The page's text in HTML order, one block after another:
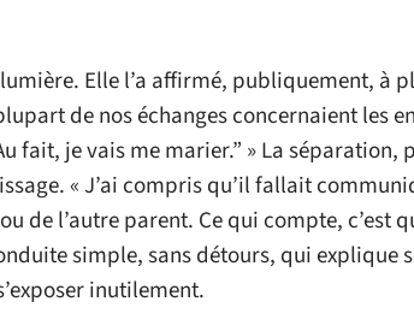
Elle l’a affirmé, publiquement, à
de nos échanges concernaient les
fait, je vais me marier.” » La séparation,
« J’ai compris qu’il fallait
de l’autre parent. Ce qui compte, c’est
simple, sans détours, qui explique
inutilement.